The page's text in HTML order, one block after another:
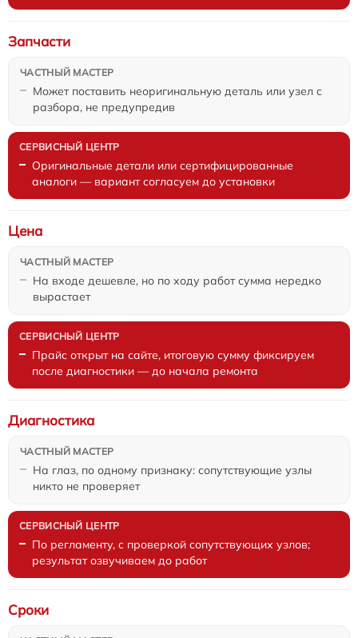
Может поставить неоригинальную деталь или узел с
разбора, не предупредив
Запчасти
Оригинальные детали или сертифицированные
аналоги — вариант согласуем до установки
На входе дешевле, но по ходу работ сумма нередко
вырастает
Цена
Прайс открыт на сайте, итоговую сумму фиксируем
после диагностики — до начала ремонта
На глаз, по одному признаку: сопутствующие узлы
никто не проверяет
Диагностика
По регламенту, с проверкой сопутствующих узлов;
результат озвучиваем до работ
Сроки